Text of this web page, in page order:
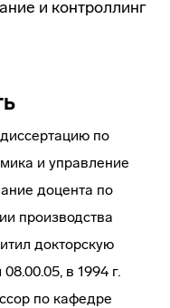
и контроллинг
по
и управление
доцента по
производства
докторскую
в 1994 г.
по кафедре